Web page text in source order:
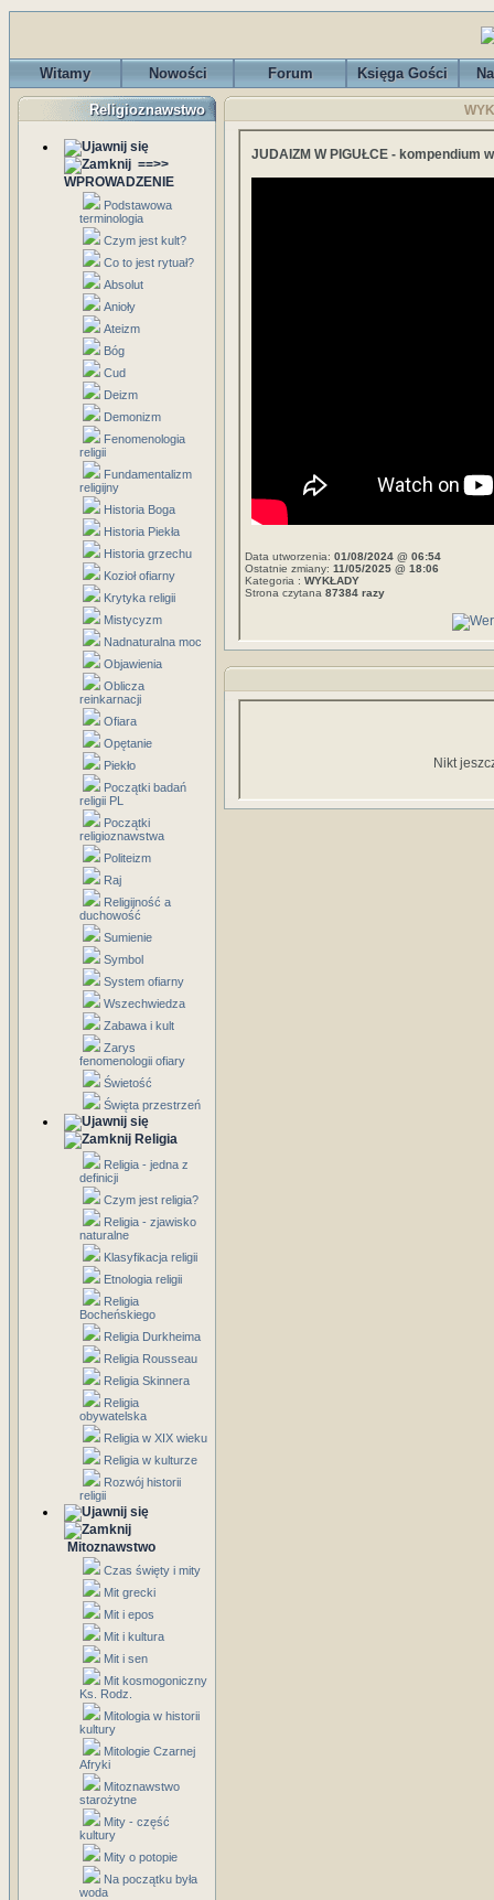
Witamy Nowości Forum Księga Gości
Religioznawstwo
==>>
WPROWADZENIE
Podstawowa
terminologia
Czym jest kult?
Co to jest rytuał?
Absolut
Anioły
Ateizm
Bóg
Cud
Deizm
Demonizm
Fenomenologia
religii
Fundamentalizm
religijny
Historia Boga
Historia Piekła
Historia grzechu
Kozioł ofiarny
Krytyka religii
Mistycyzm
Nadnaturalna moc
Objawienia
Oblicza
reinkarnacji
Ofiara
Opętanie
Piekło
Początki badań
religii PL
Początki
religioznawstwa
Politeizm
Raj
Religijność a
duchowość
Sumienie
Symbol
System ofiarny
Wszechwiedza
Zabawa i kult
Zarys
fenomenologii ofiary
Świetość
Święta przestrzeń
Religia
Religia - jedna z
definicji
Czym jest religia?
Religia - zjawisko
naturalne
Klasyfikacja religii
Etnologia religii
Religia
Bocheńskiego
Religia Durkheima
Religia Rousseau
Religia Skinnera
Religia
obywatelska
Religia w XIX wieku
Religia w kulturze
Rozwój historii
religii
Mitoznawstwo
Czas święty i mity
Mit grecki
Mit i epos
Mit i kultura
Mit i sen
Mit kosmogoniczny
Ks. Rodz.
Mitologia w historii
kultury
Mitologie Czarnej
Afryki
Mitoznawstwo
starożytne
Mity - część
kultury
Mity o potopie
Na początku była
woda
JUDAIZM W PIGUŁCE - kompendium
Data utworzenia: 01/08/2024 @ 06:54
Ostatnie zmiany: 11/05/2025 @ 18:06
Kategoria : WYKŁADY
Strona czytana 87384 razy
Nikt